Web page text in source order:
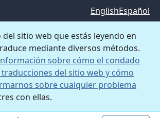
EnglishEspañol
del sitio web que estás leyendo en
mediante diversos métodos.
sobre cómo el condado
del sitio web y cómo
sobre cualquier problema
con ellas.